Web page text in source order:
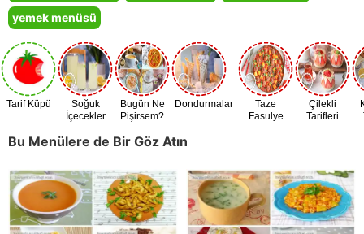
yemek menüsü
Tarif Küpü
Soğuk
İçecekler
Bugün Ne
Pişirsem?
Dondurmalar
Taze
Fasulye
Çilekli
Tarifleri
Bu Menülere de Bir Göz Atın